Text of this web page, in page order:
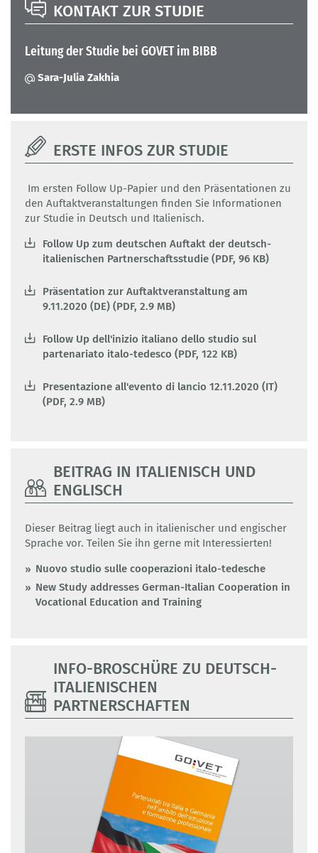
KONTAKT ZUR STUDIE
Leitung der Studie bei GOVET im BIBB
Sara-Julia Zakhia
ERSTE INFOS ZUR STUDIE
Im ersten Follow Up-Papier und den Präsentationen zu
den Auftaktveranstaltungen finden Sie Informationen
zur Studie in Deutsch und Italienisch.
Follow Up zum deutschen Auftakt der deutsch-
italienischen Partnerschaftsstudie (PDF, 96 KB)
Präsentation zur Auftaktveranstaltung am
9.11.2020 (DE) (PDF, 2.9 MB)
Follow Up dell'inizio italiano dello studio sul
partenariato italo-tedesco (PDF, 122 KB)
Presentazione all'evento di lancio 12.11.2020 (IT)
(PDF, 2.9 MB)
BEITRAG IN ITALIENISCH UND
ENGLISCH
Dieser Beitrag liegt auch in italienischer und engischer
Sprache vor. Teilen Sie ihn gerne mit Interessierten!
Nuovo studio sulle cooperazioni italo-tedesche
New Study addresses German-Italian Cooperation in
Vocational Education and Training
INFO-BROSCHÜRE ZU DEUTSCH-
ITALIENISCHEN
PARTNERSCHAFTEN